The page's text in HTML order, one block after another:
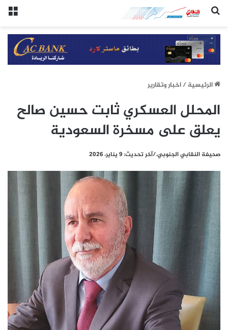
(النقابي الجنوبي:/خاص.)
الرئيسيِة/اخبار وتقارير
المحلل العسكري ثابت حسين صالح
يعلق على مسخرة السعودية
صحيفة النقابي الجنوبي./آخر تحديث: 9 يناير، 2026